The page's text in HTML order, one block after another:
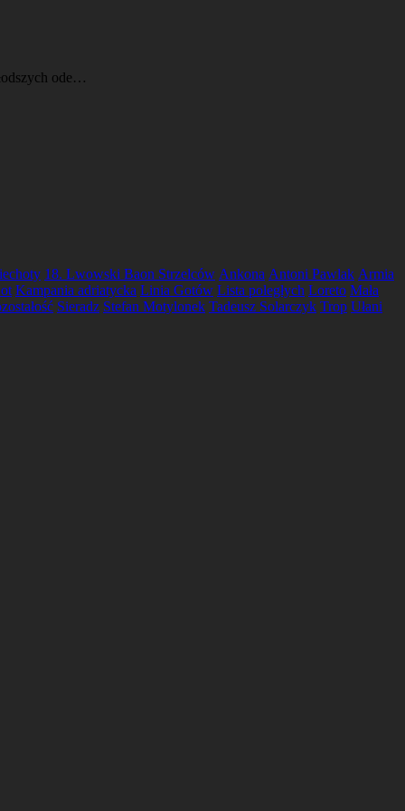
ode…
18. Lwowski Baon Strzelców Ankona Antoni Pawlak Armia
Kampania adriatycka Linia Gotów Lista poległych Loreto Mała
Sieradz Stefan Motylonek Tadeusz Solarczyk Trop Ułani